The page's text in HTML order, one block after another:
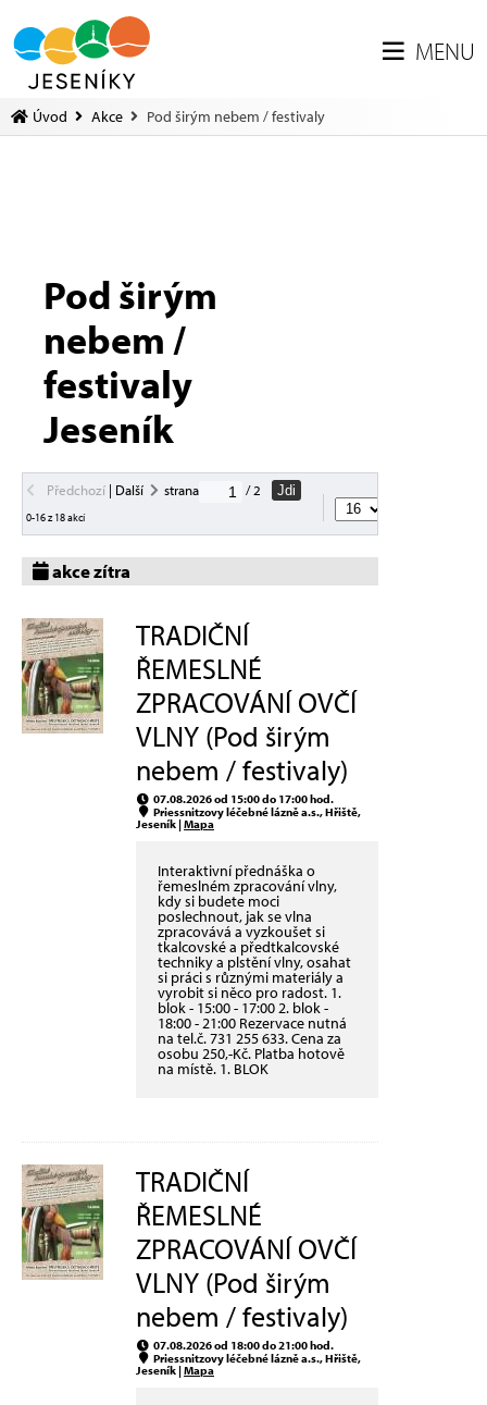
MENU
Úvod Akce Pod širým nebem / festivaly
Pod širým
nebem /
festivaly
Jeseník
Předchozí| Další strana / 2 Jdi
0-16 z 18 akcí
akce zítra
TRADIČNÍ
ŘEMESLNÉ
ZPRACOVÁNÍ OVČÍ
VLNY (Pod širým
nebem / festivaly)
07.08.2026 od 15:00 do 17:00 hod.
Priessnitzovy léčebné lázně a.s., Hřiště,
Jeseník |Mapa
Interaktivní přednáška o
řemeslném zpracování vlny,
kdy si budete moci
poslechnout, jak se vlna
zpracovává a vyzkoušet si
tkalcovské a předtkalcovské
techniky a plstění vlny, osahat
si práci s různými materiály a
vyrobit si něco pro radost. 1.
blok - 15:00 - 17:00 2. blok -
18:00 - 21:00 Rezervace nutná
na tel.č. 731 255 633. Cena za
osobu 250,-Kč. Platba hotově
na místě. 1. BLOK
TRADIČNÍ
ŘEMESLNÉ
ZPRACOVÁNÍ OVČÍ
VLNY (Pod širým
nebem / festivaly)
07.08.2026 od 18:00 do 21:00 hod.
Priessnitzovy léčebné lázně a.s., Hřiště,
Jeseník |Mapa